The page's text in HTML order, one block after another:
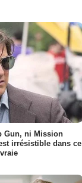
Gun, ni Mission
irrésistible dans ce